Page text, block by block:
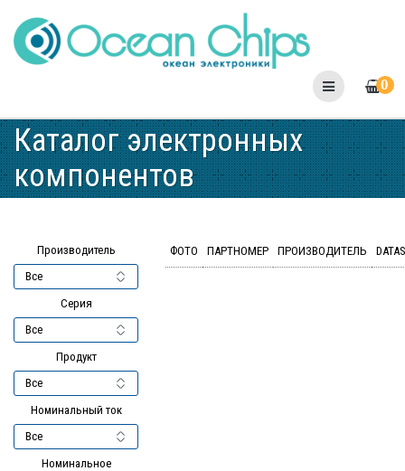
to
content
0
Каталог электронных
компонентов
Производитель
Серия
Продукт
Номинальный ток
Номинальное
ФОТО ПАРТНОМЕР ПРОИЗВОДИТЕЛЬ